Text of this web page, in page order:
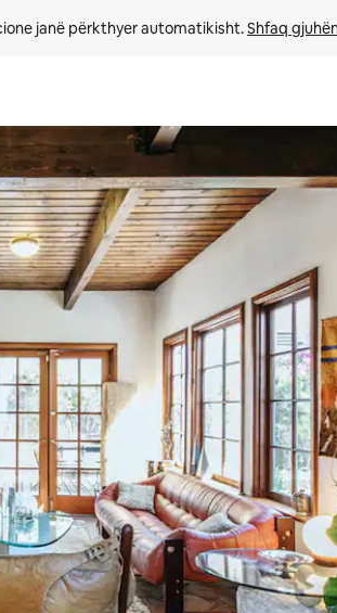
janë përkthyer automatikisht. Shfaq
lart e poshtë ose eksploro duke prekur ose